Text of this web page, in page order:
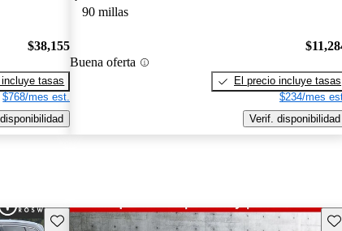
$38,155
tasas
$768/mes est.
90 millas
Buena oferta
El precio incluye tasas
$234/mes
Verif. disponibilidad
Guarda este Aviso